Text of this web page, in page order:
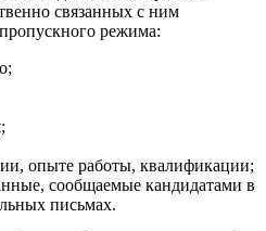
связанных с ним
режима:
опыте работы, квалификации;
сообщаемые кандидатами в
письмах.